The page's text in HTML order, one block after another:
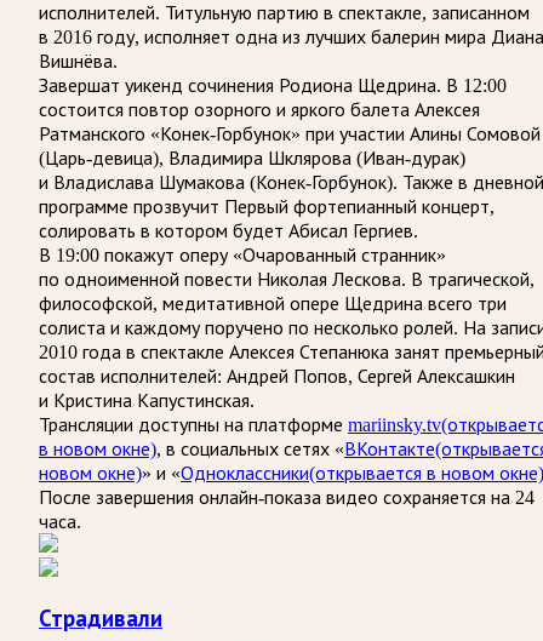
исполнителей. Титульную партию в спектакле, записанном
в 2016 году, исполняет одна из лучших балерин мира Диана
Вишнёва.
Завершат уикенд сочинения Родиона Щедрина. В 12:00
состоится повтор озорного и яркого балета Алексея
Ратманского «Конек-Горбунок» при участии Алины Сомовой
(Царь-девица), Владимира Шклярова (Иван-дурак)
и Владислава Шумакова (Конек-Горбунок). Также в дневной
программе прозвучит Первый фортепианный концерт,
солировать в котором будет Абисал Гергиев.
В 19:00 покажут оперу «Очарованный странник»
по одноименной повести Николая Лескова. В трагической,
философской, медитативной опере Щедрина всего три
солиста и каждому поручено по несколько ролей. На
2010 года в спектакле Алексея Степанюка занят
состав исполнителей: Андрей Попов, Сергей Алексашкин
и Кристина Капустинская.
Трансляции доступны на платформе mariinsky.tv
в новом окне), в социальных сетях «ВКонтакте
новом окне)» и «Одноклассники(открывается в новом окне)
После завершения онлайн-показа видео сохраняется на 24
часа.
Страдивали